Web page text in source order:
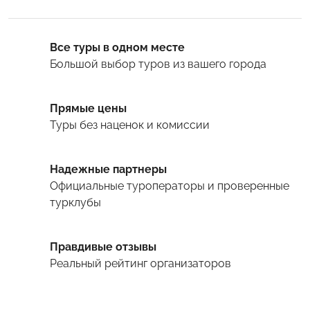
Все туры в одном месте
Большой выбор туров из вашего города
Прямые цены
Туры без наценок и комиссии
Надежные партнеры
Официальные туроператоры и проверенные
турклубы
Правдивые отзывы
Реальный рейтинг организаторов